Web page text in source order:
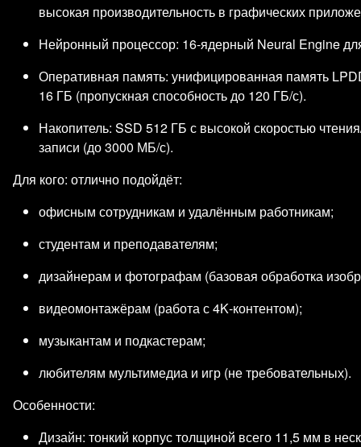
высокая производительность в графических
Нейронный процессор: 16‑ядерный Neural Engine
Оперативная память: унифицированная память
16 ГБ (пропускная способность до 120 ГБ/с).
Накопитель: SSD 512 ГБ с высокой скоростью
записи (до 3000 МБ/с).
Для кого: отлично подойдёт:
офисным сотрудникам и удалённым работникам;
студентам и преподавателям;
дизайнерам и фотографам (базовая обработка
видеомонтажёрам (работа с 4K‑контентом);
музыкантам и подкастерам;
любителям мультимедиа и игр (не требовательных).
Особенности:
Дизайн: тонкий корпус толщиной всего 11,5 мм в